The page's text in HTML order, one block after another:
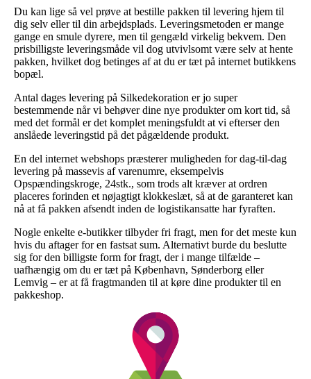
Du kan lige så vel prøve at bestille pakken til levering hjem til
dig selv eller til din arbejdsplads. Leveringsmetoden er mange
gange en smule dyrere, men til gengæld virkelig bekvem. Den
prisbilligste leveringsmåde vil dog utvivlsomt være selv at hente
pakken, hvilket dog betinges af at du er tæt på internet butikkens
bopæl.
Antal dages levering på Silkedekoration er jo super
bestemmende når vi behøver dine nye produkter om kort tid, så
med det formål er det komplet meningsfuldt at vi efterser den
anslåede leveringstid på det pågældende produkt.
En del internet webshops præsterer muligheden for dag-til-dag
levering på massevis af varenumre, eksempelvis
Opspændingskroge, 24stk., som trods alt kræver at ordren
placeres forinden et nøjagtigt klokkeslæt, så at de garanteret kan
nå at få pakken afsendt inden de logistikansatte har fyraften.
Nogle enkelte e-butikker tilbyder fri fragt, men for det meste kun
hvis du aftager for en fastsat sum. Alternativt burde du beslutte
sig for den billigste form for fragt, der i mange tilfælde –
uafhængig om du er tæt på København, Sønderborg eller
Lemvig – er at få fragtmanden til at køre dine produkter til en
pakkeshop.